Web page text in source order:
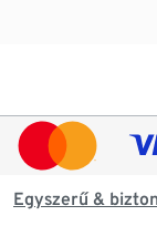
Egyszerű &